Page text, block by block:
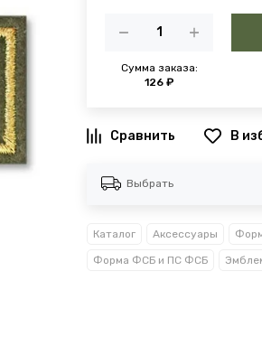
Сумма заказа:
126 ₽
В
Выбрать
Каталог Аксессуары
Форма ФСБ и ПС ФСБ